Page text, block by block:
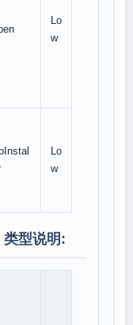
Lo
w
Lo
w
类型说明: